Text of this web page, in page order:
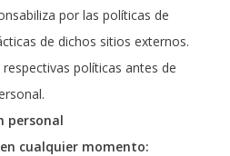
por las políticas de
de dichos sitios externos.
políticas antes de
personal
cualquier momento: